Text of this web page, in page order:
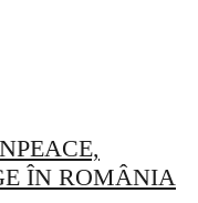
ÎN ROMÂNIA